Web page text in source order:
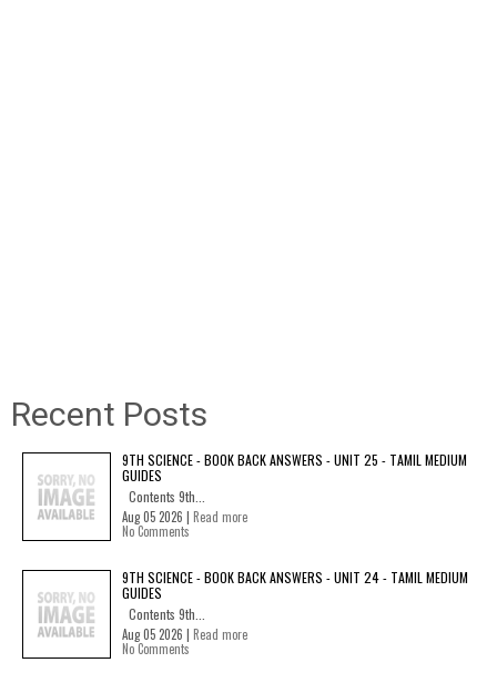
Recent Posts
9TH SCIENCE - BOOK BACK ANSWERS - UNIT 25 - TAMIL MEDIUM
GUIDES
Contents 9th...
Aug 05 2026 | Read more
No Comments
9TH SCIENCE - BOOK BACK ANSWERS - UNIT 24 - TAMIL MEDIUM
GUIDES
Contents 9th...
Aug 05 2026 | Read more
No Comments